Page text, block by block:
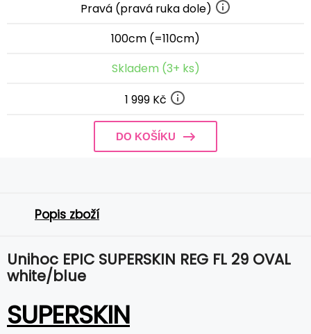
Pravá (pravá ruka dole)
100cm (=110cm)
Skladem (3+ ks)
1 999 Kč
DO KOŠÍKU
Popis zboží
Unihoc EPIC SUPERSKIN REG FL 29 OVAL
white/blue
SUPERSKIN